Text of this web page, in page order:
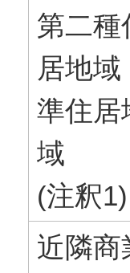
第二種
居地域
準住居
域
(注釈1)
近隣商